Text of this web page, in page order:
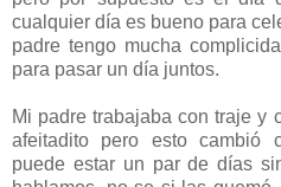
cualquier día es bueno para
padre tengo mucha
para pasar un día juntos.
Mi padre trabajaba con traje y
afeitadito pero esto cambió
puede estar un par de días